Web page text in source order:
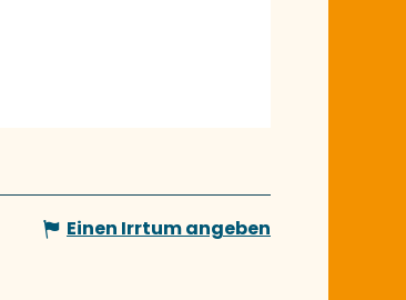
Einen Irrtum angeben